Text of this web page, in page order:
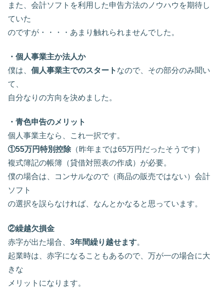
また、会計ソフトを利用した申告方法のノウハウを期待し
ていた
のですが・・・・あまり触れられませんでした。
・個人事業主か法人か
僕は、 個人事業主でのスタート なので、その部分のみ聞い
て、
自分なりの方向を決めました。
・青色申告のメリット
個人事業主なら、これ一択です。
①55万円特別控除（昨年までは65万円だったそうです）
複式簿記の帳簿（貸借対照表の作成）が必要。
僕の場合は、コンサルなので（商品の販売ではない）会計
ソフト
の選択を誤らなければ、なんとかなると思っています。
②繰越欠損金
赤字が出た場合、 3年間繰り越せます。
起業時は、赤字になることもあるので、万が一の場合に大
きな
メリットになります。